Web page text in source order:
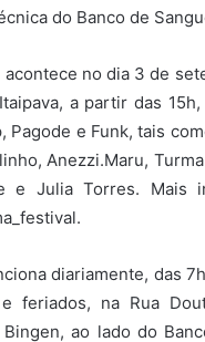
do Banco de
acontece no dia 3 de
a partir das
Pagode e Funk, tais
Anezzi.Maru,
e Julia Torres. Mais
diariamente, das
feriados, na Rua
ao lado do